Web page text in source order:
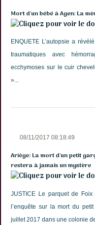
Mort d'un bébé à Agen: La
ENQUETE L’autopsie a
traumatiques avec
ecchymoses sur le cuir
»...
08/11/2017 08:18:49
Ariège: La mort d'un petit
restera à jamais un mystère
JUSTICE Le parquet de
l’enquête sur la mort du
juillet 2017 dans une colonie